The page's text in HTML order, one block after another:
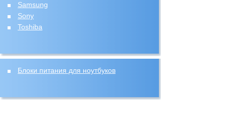
Samsung
Sony
Toshiba
Блоки питания для ноутбуков